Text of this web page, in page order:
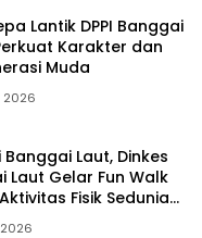
Lantik DPPI Banggai
Karakter dan
Muda
2026
Laut, Dinkes
Laut Gelar Fun Walk
Fisik Sedunia
2026